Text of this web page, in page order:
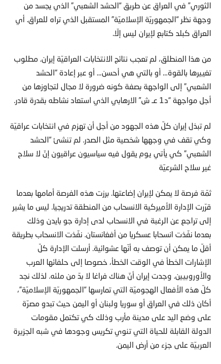
الثوري” في العراق عن طريق “الحشد الشعبي” الذي يجسد من
وجهة نظر “الجمهوريّة الإسلاميّة” المستقبل الذي تراه للعراق. أي
العراق كبلد كتابع لإيران ليس إلّا.
من هذا المنطلق، لم تعجب نتائج الانتخابات العراقيّة إيران. مطلوب
تغييرها بالقوة… أو بالتي هي أحسن… أو عبر إعادة “الحشد
الشعبي” إلى الواجهة بصفة كونه ضرورة لا مجال لتجاوزها من
أجل مواجهة “د1 عـ ش” الارهابي الذي استعاد نشاطه بقدرة قادر.
لم تبذل إيران كلّ هذه الجهود من أجل أن تهزم في انتخابات عراقيّة
وكي تقف في وجهها شخصية مثل الصدر. لم تنشئ “الحشد
الشعبي” كي يأتي يوم يقول فيه سياسيون عراقيون إنّ لا سلاح
غير سلاح الشرعيّة
ثمّة فرصة لا يمكن لإيران إضاعتها. برزت هذه الفرصة أمامها بعدما
قرّرت الإدارة الأميركية الانسحاب من المنطقة تدريجيا. ليس ما يشير
إلى تراجع عن الرغبة في الانسحاب لدى إدارة جو بايدن وذلك
بعدما نفّذت انسحابا عسكريا من أفغانستان. نفّذت الانسحاب بطريقة
أقلّ ما يمكن أن توصف به أنّها عشوائية. أرسلت الإدارة كلّ
الإشارات الخطأ في الوقت الخطأ، خصوصا إلى حلفائها العرب
والأوروبيين. وجدت إيران أنّ هناك فراغا لا بدّ من ملئه. لذلك نجد
كلّ هذه الأفعال الهجوميّة التي تمارسها “الجمهوريّة الإسلاميّة”،
أكان ذلك في العراق أو سوريا ولبنان أو اليمن حيث تبدو مصرّة
على وضع اليد على مدينة مأرب وذلك كي تكتمل مقومات
الدولة القابلة للحياة التي تنوي تكريس وجودها في شبه الجزيرة
العربيّة على جزء من أرض اليمن.